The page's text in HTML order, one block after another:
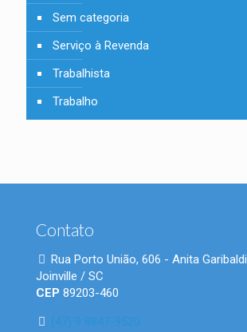
Sem categoria
Serviço à Revenda
Trabalhista
Trabalho
Contato
Rua Porto União, 606 - Anita Garibaldi
Joinville / SC
CEP 89203-460
(47) 9 8847-9520